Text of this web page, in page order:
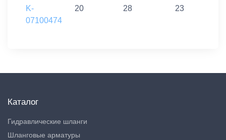
K-
07100474
20 28 23
Каталог
Гидравлические шланги
Шланговые арматуры